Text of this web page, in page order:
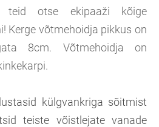
teid otse ekipaaži kõige
Kerge võtmehoidja pikkus on
8cm. Võtmehoidja on
külgvankriga sõitmist
teiste võistlejate vanade